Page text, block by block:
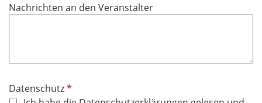
Nachrichten an den Veranstalter
DatenschutzP